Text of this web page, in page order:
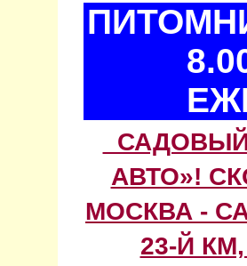
АВТО»!
МОСКВА -
23-Й